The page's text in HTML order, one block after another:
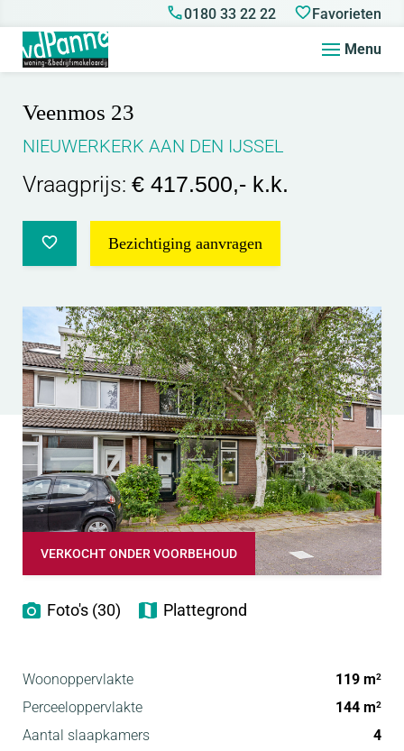
0180 33 22 22 Favorieten
Menu
Veenmos 23
NIEUWERKERK AAN DEN IJSSEL
Vraagprijs: € 417.500,- k.k.
Bezichtiging aanvragen
VERKOCHT ONDER VOORBEHOUD
Foto's (30) Plattegrond
Woonoppervlakte 119 m2
Perceeloppervlakte 144 m2
Aantal slaapkamers
4